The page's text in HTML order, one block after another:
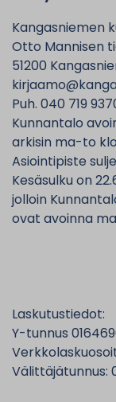
Kangasniemen
Otto Mannisen
51200
Puh. 040 719
Kunnantalo
arkisin ma-to
Asiointipiste
Kesäsulku on
jolloin
ovat avoinna
Laskutustiedot:
Y-tunnus
Välittäjätunnus: